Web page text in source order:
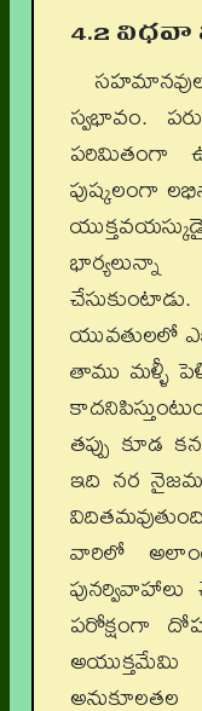
4.2
స్వభావం.
పరిమితంగా
పుష్కలంగా
యువతులలో
తాము మళ్ళీ
తప్పు కూడ
ఇది నర
వారిలో
పునర్వివాహాలు
పరోక్షంగా
అయుక్తమేమి